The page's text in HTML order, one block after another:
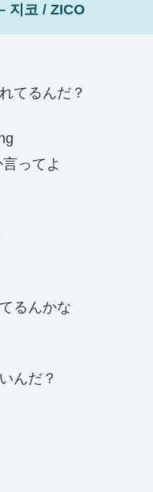
지코 / ZICO
てるんだ？
ってよ
るんかな
んだ？